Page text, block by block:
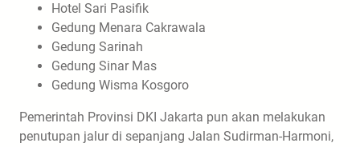
Hotel Sari Pasifik
Gedung Menara Cakrawala
Gedung Sarinah
Gedung Sinar Mas
Gedung Wisma Kosgoro
Pemerintah Provinsi DKI Jakarta pun akan melakukan
penutupan jalur di sepanjang Jalan Sudirman-Harmoni,